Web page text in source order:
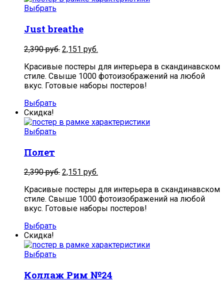
Выбрать
Just breathe
2,390руб. 2,151 руб.
Красивые постеры для интерьера в скандинавском
стиле. Свыше 1000 фотоизображений на любой
вкус. Готовые наборы постеров!
Выбрать
Скидка!
Выбрать
Полет
2,390руб. 2,151 руб.
Красивые постеры для интерьера в скандинавском
стиле. Свыше 1000 фотоизображений на любой
вкус. Готовые наборы постеров!
Выбрать
Скидка!
Выбрать
Коллаж Рим №24